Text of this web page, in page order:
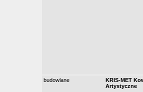
budowlane
KRIS-MET
Artystyczne